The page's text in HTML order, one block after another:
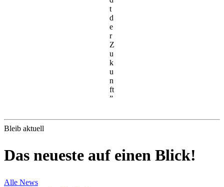
t
d
e
r
Z
u
k
u
n
ft
”
Bleib aktuell
Das neueste auf einen Blick!
Alle News